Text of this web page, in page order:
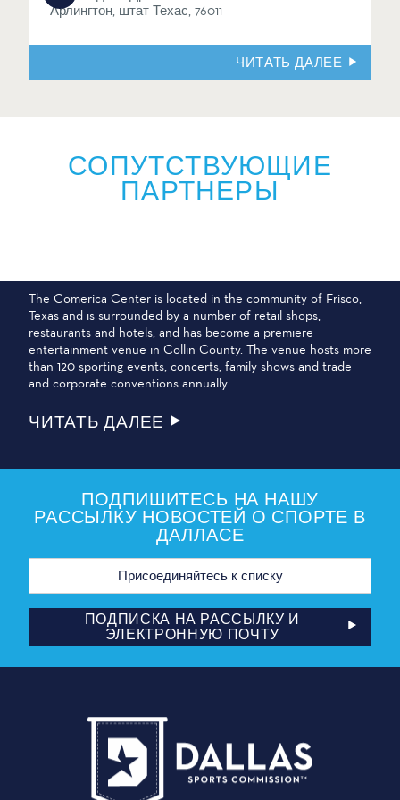
Арлингтон, штат Техас, 76011
ЧИТАТЬ ДАЛЕЕ
СОПУТСТВУЮЩИЕ
ПАРТНЕРЫ
The Comerica Center is located in the community of Frisco,
Texas and is surrounded by a number of retail shops,
restaurants and hotels, and has become a premiere
entertainment venue in Collin County. The venue hosts more
than 120 sporting events, concerts, family shows and trade
and corporate conventions annually…
ЧИТАТЬ ДАЛЕЕ
ПОДПИШИТЕСЬ НА НАШУ
РАССЫЛКУ НОВОСТЕЙ О СПОРТЕ В
ДАЛЛАСЕ
Адрес
почты
ПОДПИСКА НА РАССЫЛКУ И
ЭЛЕКТРОННУЮ ПОЧТУ